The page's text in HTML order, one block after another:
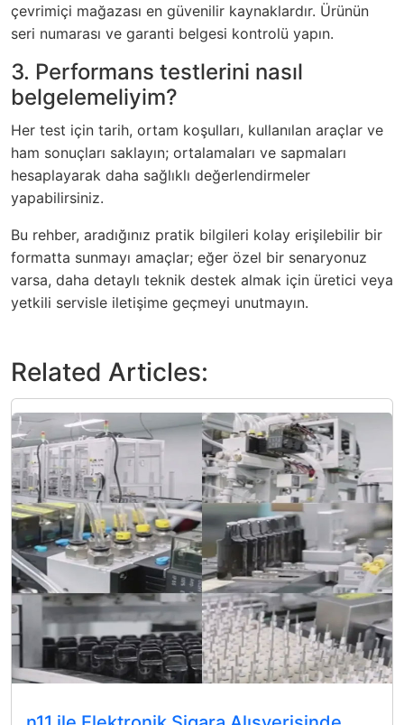
çevrimiçi mağazası en güvenilir kaynaklardır. Ürünün
seri numarası ve garanti belgesi kontrolü yapın.
3. Performans testlerini nasıl
belgelemeliyim?
Her test için tarih, ortam koşulları, kullanılan araçlar ve
ham sonuçları saklayın; ortalamaları ve sapmaları
hesaplayarak daha sağlıklı değerlendirmeler
yapabilirsiniz.
Bu rehber, aradığınız pratik bilgileri kolay erişilebilir bir
formatta sunmayı amaçlar; eğer özel bir senaryonuz
varsa, daha detaylı teknik destek almak için üretici veya
yetkili servisle iletişime geçmeyi unutmayın.
Related Articles: